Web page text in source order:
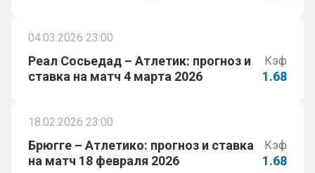
04.03.2026 23:00
Реал Сосьедад – Атлетик: прогноз и
ставка на матч 4 марта 2026
Кэф
1.68
18.02.2026 23:00
Брюгге – Атлетико: прогноз и ставка
на матч 18 февраля 2026
Кэф
1.68